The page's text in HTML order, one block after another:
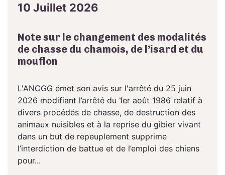
10 Juillet 2026
Note sur le changement des modalités
de chasse du chamois, de l’isard et du
mouflon
L'ANCGG émet son avis sur l'arrêté du 25 juin
2026 modifiant l’arrêté du 1er août 1986 relatif à
divers procédés de chasse, de destruction des
animaux nuisibles et à la reprise du gibier vivant
dans un but de repeuplement supprime
l’interdiction de battue et de l’emploi des chiens
pour...